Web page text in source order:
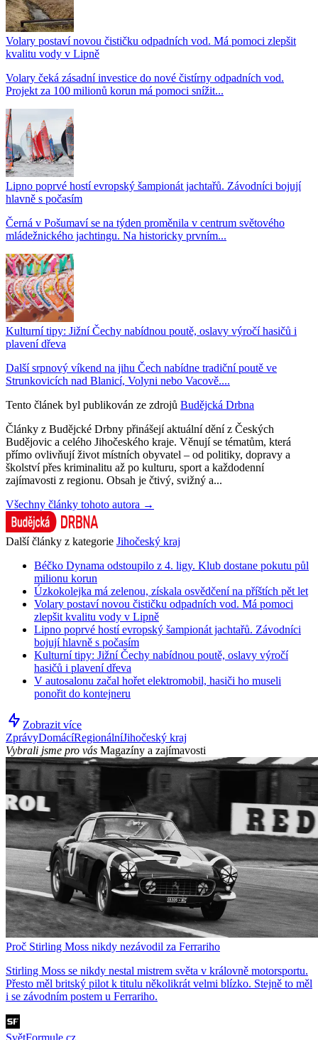
Volary postaví novou čističku odpadních vod. Má pomoci zlepšit
kvalitu vody v Lipně
Volary čeká zásadní investice do nové čistírny odpadních vod.
Projekt za 100 milionů korun má pomoci snížit...
Lipno poprvé hostí evropský šampionát jachtařů. Závodníci bojují
hlavně s počasím
Černá v Pošumaví se na týden proměnila v centrum světového
mládežnického jachtingu. Na historicky prvním...
Kulturní tipy: Jižní Čechy nabídnou poutě, oslavy výročí hasičů i
plavení dřeva
Další srpnový víkend na jihu Čech nabídne tradiční poutě ve
Strunkovicích nad Blanicí, Volyni nebo Vacově....
Tento článek byl publikován ze zdrojů Budějcká Drbna
Články z Budějcké Drbny přinášejí aktuální dění z Českých
Budějovic a celého Jihočeského kraje. Věnují se tématům, která
přímo ovlivňují život místních obyvatel – od politiky, dopravy a
školství přes kriminalitu až po kulturu, sport a každodenní
zajímavosti z regionu. Obsah je čtivý, svižný a...
Všechny články tohoto autora →
Další články z kategorie Jihočeský kraj
Béčko Dynama odstoupilo z 4. ligy. Klub dostane pokutu půl
milionu korun
Úzkokolejka má zelenou, získala osvědčení na příštích pět let
Volary postaví novou čističku odpadních vod. Má pomoci
zlepšit kvalitu vody v Lipně
Lipno poprvé hostí evropský šampionát jachtařů. Závodníci
bojují hlavně s počasím
Kulturní tipy: Jižní Čechy nabídnou poutě, oslavy výročí
hasičů i plavení dřeva
V autosalonu začal hořet elektromobil, hasiči ho museli
ponořit do kontejneru
Zobrazit více
ZprávyDomácíRegionálníJihočeský kraj
Vybrali jsme pro vás Magazíny a zajímavosti
Proč Stirling Moss nikdy nezávodil za Ferrariho
Stirling Moss se nikdy nestal mistrem světa v královně motorsportu.
Přesto měl britský pilot k titulu několikrát velmi blízko. Stejně to měl
i se závodním postem u Ferrariho.